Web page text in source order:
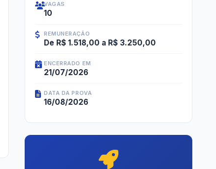
VAGAS
10
REMUNERAÇÃO
De R$ 1.518,00 a R$ 3.250,00
ENCERRADO EM
21/07/2026
DATA DA PROVA
16/08/2026